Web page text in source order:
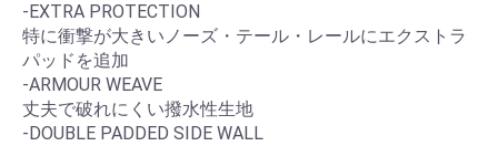
-EXTRA PROTECTION
特に衝撃が大きいノーズ・テール・レールにエクストラ
パッドを追加
-ARMOUR WEAVE
丈夫で破れにくい撥水性生地
-DOUBLE PADDED SIDE WALL
お買い物を続ける